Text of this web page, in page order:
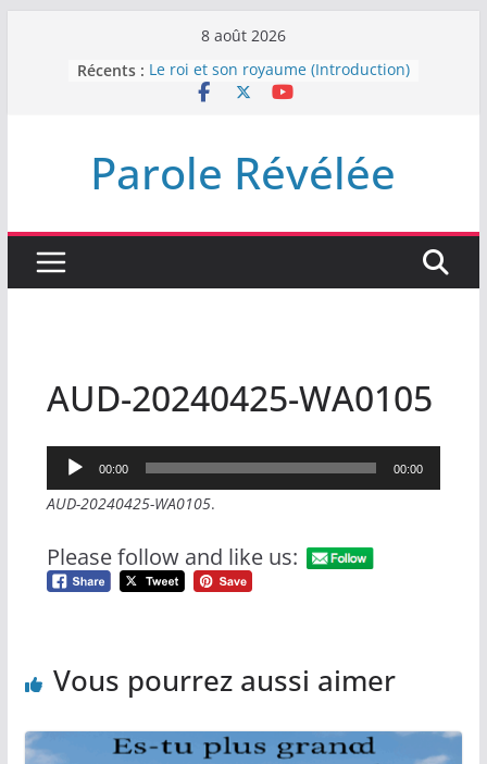
8 août 2026
Récents : Le roi et son royaume (Introduction)
DEMEUREZ DANS LA LUMIÈRE
LABAN
L’INTERVENTION DE DIEU
Parole Révélée
AUD-20240425-WA0105
Lecteur
audio
00:00 00:00
AUD-20240425-WA0105.
Please follow and like us:
Vous pourrez aussi aimer